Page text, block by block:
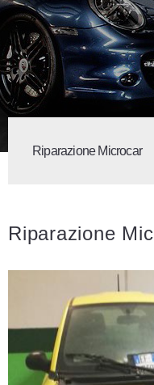
Riparazione Microcar
Riparazione